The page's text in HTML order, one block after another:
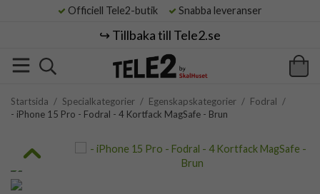
Officiell Tele2-butik Snabba leveranser
↪️ Tillbaka till Tele2.se
Startsida / Specialkategorier / Egenskapskategorier / Fodral /
- iPhone 15 Pro - Fodral - 4 Kortfack MagSafe - Brun